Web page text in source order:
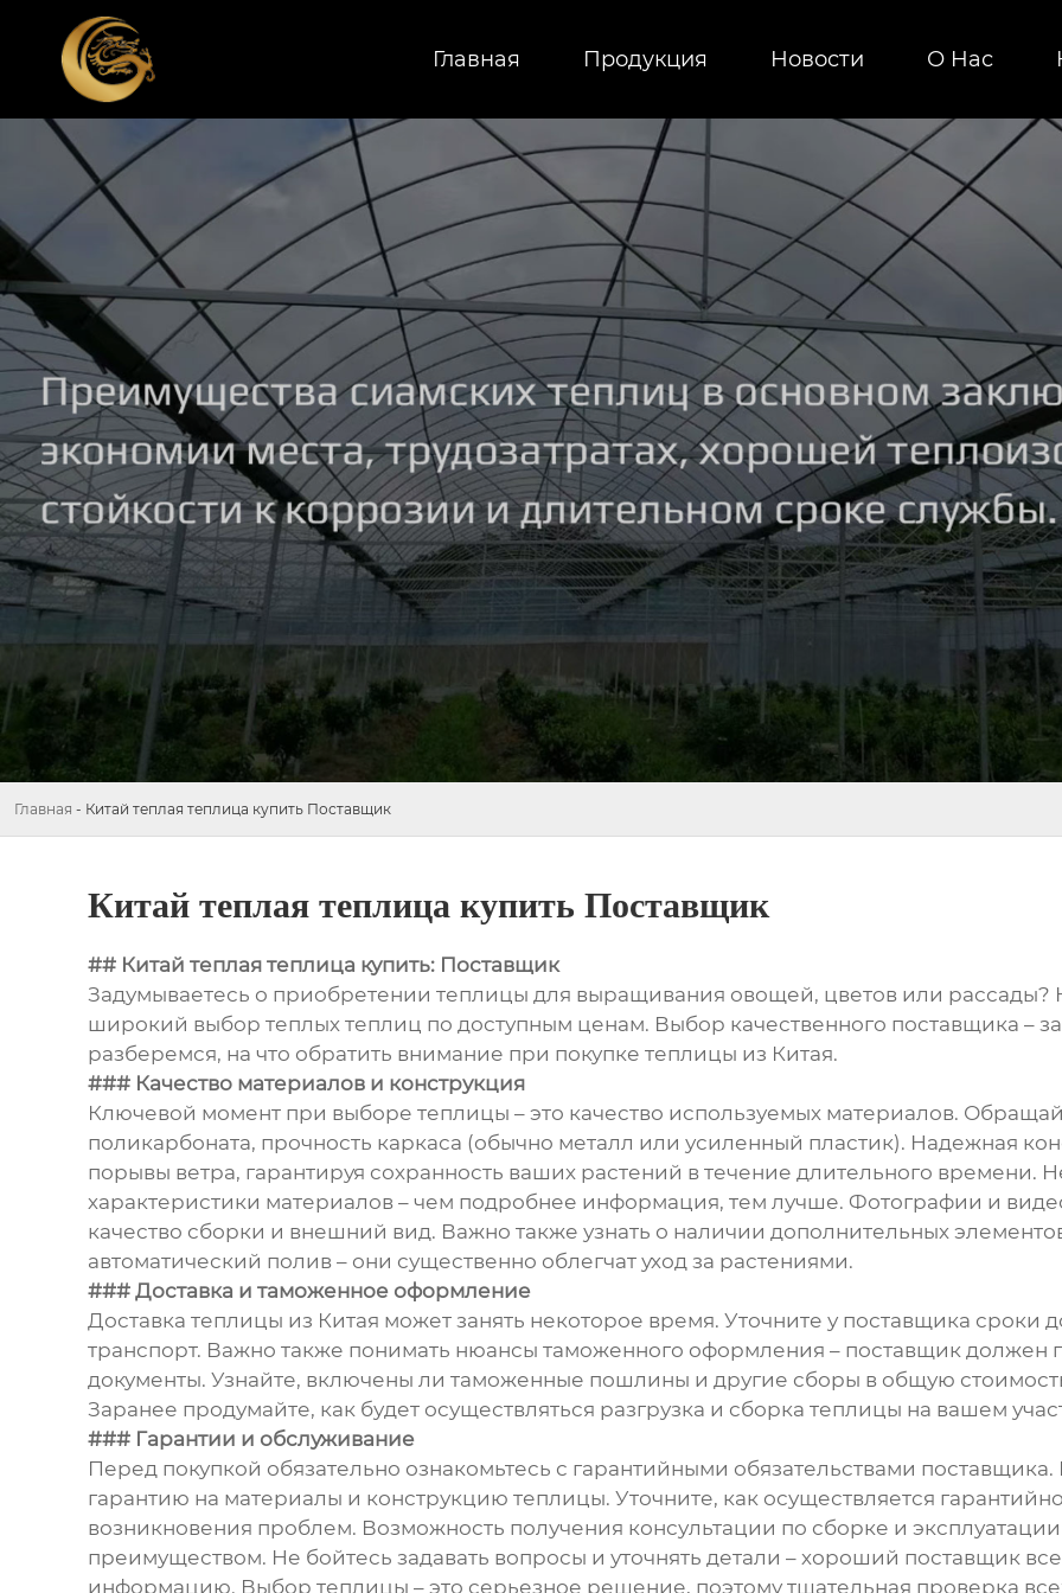
Главная Продукция Новости О Hас
Главная - Китай теплая теплица купить Поставщик
Китай теплая теплица купить Поставщик
## Китай теплая теплица купить: Поставщик
Задумываетесь о приобретении теплицы для выращивания овощей, цветов или рассады?
широкий выбор теплых теплиц по доступным ценам. Выбор качественного поставщика –
разберемся, на что обратить внимание при покупке теплицы из Китая.
### Качество материалов и конструкция
Ключевой момент при выборе теплицы – это качество используемых материалов.
поликарбоната, прочность каркаса (обычно металл или усиленный пластик). Надежная
порывы ветра, гарантируя сохранность ваших растений в течение длительного времени.
характеристики материалов – чем подробнее информация, тем лучше. Фотографии и
качество сборки и внешний вид. Важно также узнать о наличии дополнительных
автоматический полив – они существенно облегчат уход за растениями.
### Доставка и таможенное оформление
Доставка теплицы из Китая может занять некоторое время. Уточните у поставщика сроки
транспорт. Важно также понимать нюансы таможенного оформления – поставщик должен
документы. Узнайте, включены ли таможенные пошлины и другие сборы в общую
Заранее продумайте, как будет осуществляться разгрузка и сборка теплицы на вашем
### Гарантии и обслуживание
Перед покупкой обязательно ознакомьтесь с гарантийными обязательствами
гарантию на материалы и конструкцию теплицы. Уточните, как осуществляется
возникновения проблем. Возможность получения консультации по сборке и
преимуществом. Не бойтесь задавать вопросы и уточнять детали – хороший поставщик
информацию. Выбор теплицы – это серьезное решение, поэтому тщательная проверка